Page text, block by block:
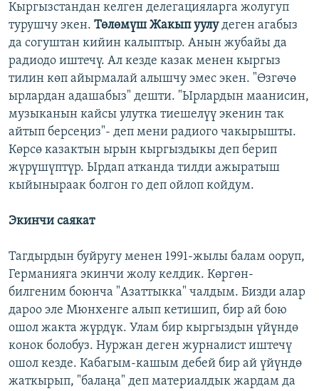
Кыргызстандан келген делегацияларга жолугуп
турушчу экен. Төлөмүш Жакып уулудеген агабыз
да согуштан кийин калыптыр. Анын жубайы да
радиодо иштечү. Ал кезде казак менен кыргыз
тилин көп айырмалай алышчу эмес экен. "Өзгөчө
ырлардан адашабыз" дешти. "Ырлардын маанисин,
музыканын кайсы улутка тиешелүү экенин так
айтып берсеңиз"- деп мени радиого чакырышты.
Көрсө казактын ырын кыргыздыкы деп берип
жүрүшүптүр. Ырдап атканда тилди ажыратыш
кыйыныраак болгон го деп ойлоп койдум.
Экинчи саякат
Тагдырдын буйругу менен 1991-жылы балам ооруп,
Германияга экинчи жолу келдик. Көргөн-
билгеним боюнча "Азаттыкка" чалдым. Бизди алар
дароо эле Мюнхенге алып кетишип, бир ай бою
ошол жакта жүрдүк. Улам бир кыргыздын үйүндө
конок болобуз. Нуржан деген журналист иштечү
ошол кезде. Кабагым-кашым дебей бир ай үйүндө
жаткырып, "балаңа" деп материалдык жардам да